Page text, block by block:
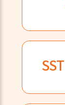
SST